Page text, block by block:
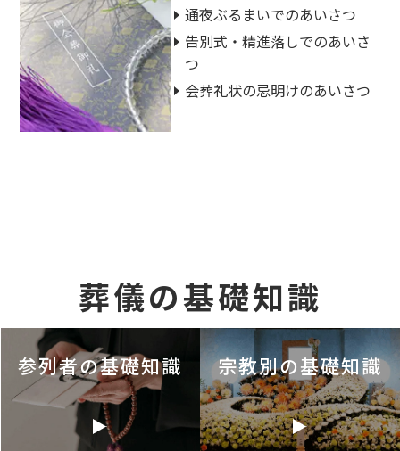
通夜ぶるまいでのあいさつ
告別式・精進落しでのあいさ
つ
会葬礼状の忌明けのあいさつ
葬儀の基礎知識
参列者の基礎知識 宗教別の基礎知識